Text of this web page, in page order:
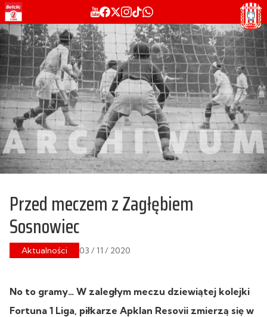
Przed meczem z Zagłębiem
Sosnowiec
Aktualności 03 / 11 / 2020
No to gramy… W zaległym meczu dziewiątej kolejki
Fortuna 1 Liga, piłkarze Apklan Resovii zmierzą się w